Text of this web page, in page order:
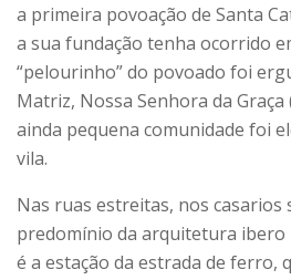
a primeira povoação de Santa
a sua fundação tenha ocorrido
“pelourinho” do povoado foi
Matriz, Nossa Senhora da Graça
ainda pequena comunidade foi
vila.
Nas ruas estreitas, nos casarios
predomínio da arquitetura ibero
é a estação da estrada de ferro,